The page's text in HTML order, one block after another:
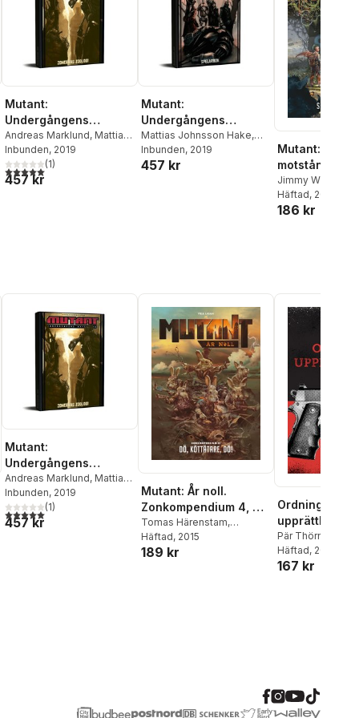
Nils Karlén
Mutant:
Undergångens
arvtagare. Zonernas
zoologi
Andreas Marklund, Mattias
Lilja,Mattias Johnsson
Haake,Joachim Burman
Inbunden, 2019
5,0utav 5 stjärnor. Totalt antal röster:
(1)
457 kr
Mutant:
Undergångens
arvtagare. Spelarbok
Mattias Johnsson Hake,
Mattias Lilja,Fredrik
Lindgren
Inbunden, 2019
457 kr
Mutant: År
motståndet
Jimmy
Häftad, 2019
186 kr
Mutant:
Undergångens
arvtagare. Zonernas
zoologi
Andreas Marklund, Mattias
Lilja,Mattias Johnsson
Haake,Joachim Burman
Inbunden, 2019
5,0utav 5 stjärnor. Totalt antal röster:
(1)
457 kr
Mutant: År noll.
Zonkompendium 4, Dö,
köttätare, dö
Tomas Härenstam,
Christian Granath
Bengtsson
Häftad, 2015
189 kr
Ordningen
upprätthålls
Pär Thörn
Häftad, 2013
167 kr